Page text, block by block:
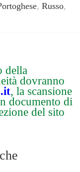
, Russo,
della
dovranno
, la scansione
documento di
del sito